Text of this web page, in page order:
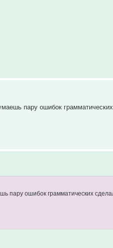
пару ошибок
пару ошибок грамматических